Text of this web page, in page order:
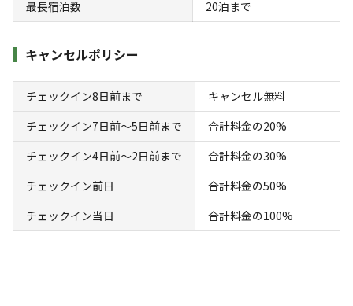
最長宿泊数 20泊まで
キャンセルポリシー
チェックイン8日前まで
キャンセル無料
チェックイン7日前〜5日前まで
合計料金の20%
チェックイン4日前〜2日前まで
合計料金の30%
チェックイン前日
合計料金の50%
チェックイン当日
合計料金の100%
キャンプサイト（